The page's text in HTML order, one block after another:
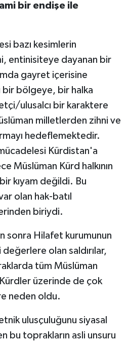
bir endişe ile
bazı kesimlerin
entinisiteye dayanan bir
gayret içerisine
bir bölgeye, bir halka
ulusalcı bir karaktere
milletlerden zihni ve
hedeflemektedir.
Kürdistan'a
Müslüman Kürd halkının
kıyam değildi. Bu
olan hak-batıl
biriydi.
sonra Hilafet kurumunun
olan saldırılar,
tüm Müslüman
üzerinde de çok
neden oldu.
ulusçuluğunu siyasal
bu toprakların asli unsuru